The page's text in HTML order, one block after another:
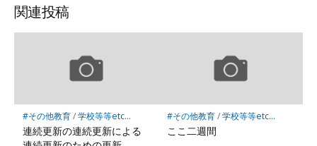
ア
ク
ー
ク
保
存
関連投稿
#その他教育/学校等等etc...
連続更新の連続更新による
#その他教育/学校等等etc...
ここ二週間